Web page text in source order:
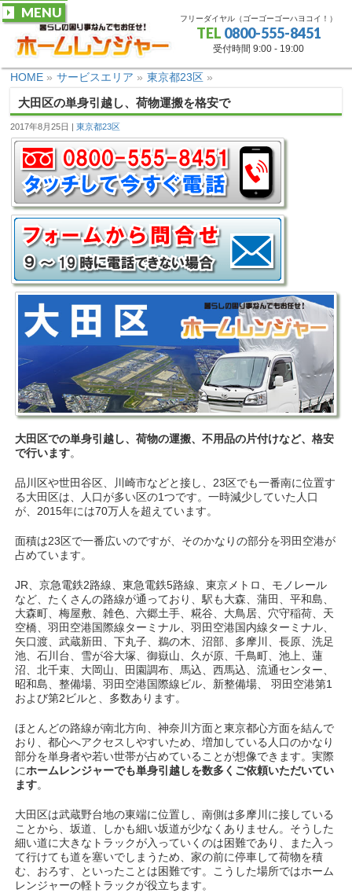
フリーダイヤル（ゴーゴーゴーハヨコイ！）
TEL 0800-555-8451
受付時間 9:00 - 19:00
MENU
HOME » サービスエリア » 東京都23区 »
大田区の単身引越し、荷物運搬を格安で
2017年8月25日 東京都23区
大田区での単身引越し、荷物の運搬、不用品の片付けなど、格安
で行います。
品川区や世田谷区、川崎市などと接し、23区でも一番南に位置す
る大田区は、人口が多い区の1つです。一時減少していた人口
が、2015年には70万人を超えています。
面積は23区で一番広いのですが、そのかなりの部分を羽田空港が
占めています。
JR、京急電鉄2路線、東急電鉄5路線、東京メトロ、モノレール
など、たくさんの路線が通っており、駅も大森、蒲田、平和島、
大森町、梅屋敷、雑色、六郷土手、糀谷、大鳥居、穴守稲荷、天
空橋、羽田空港国際線ターミナル、羽田空港国内線ターミナル、
矢口渡、武蔵新田、下丸子、鵜の木、沼部、多摩川、長原、洗足
池、石川台、雪が谷大塚、御嶽山、久が原、千鳥町、池上、蓮
沼、北千束、大岡山、田園調布、馬込、西馬込、流通センター、
昭和島、整備場、羽田空港国際線ビル、新整備場、 羽田空港第1
および第2ビルと、多数あります。
ほとんどの路線が南北方向、神奈川方面と東京都心方面を結んで
おり、都心へアクセスしやすいため、増加している人口のかなり
部分を単身者や若い世帯が占めていることが想像できます。実際
にホームレンジャーでも単身引越しを数多くご依頼いただいてい
ます。
大田区は武蔵野台地の東端に位置し、南側は多摩川に接している
ことから、坂道、しかも細い坂道が少なくありません。そうした
細い道に大きなトラックが入っていくのは困難であり、また入っ
て行けても道を塞いでしまうため、家の前に停車して荷物を積
む、おろす、といったことは困難です。こうした場所ではホーム
レンジャーの軽トラックが役立ちます。